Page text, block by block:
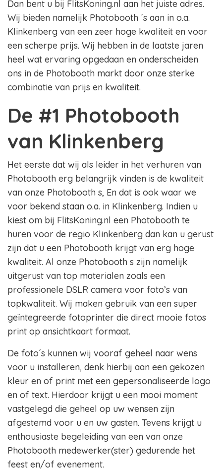
Dan bent u bij FlitsKoning.nl aan het juiste adres.
Wij bieden namelijk Photobooth ´s aan in o.a.
Klinkenberg van een zeer hoge kwaliteit en voor
een scherpe prijs. Wij hebben in de laatste jaren
heel wat ervaring opgedaan en onderscheiden
ons in de Photobooth markt door onze sterke
combinatie van prijs en kwaliteit.
De #1 Photobooth
van Klinkenberg
Het eerste dat wij als leider in het verhuren van
Photobooth erg belangrijk vinden is de kwaliteit
van onze Photobooth s, En dat is ook waar we
voor bekend staan o.a. in Klinkenberg. Indien u
kiest om bij FlitsKoning.nl een Photobooth te
huren voor de regio Klinkenberg dan kan u gerust
zijn dat u een Photobooth krijgt van erg hoge
kwaliteit. Al onze Photobooth s zijn namelijk
uitgerust van top materialen zoals een
professionele DSLR camera voor foto’s van
topkwaliteit. Wij maken gebruik van een super
geïntegreerde fotoprinter die direct mooie fotos
print op ansichtkaart formaat.
De foto´s kunnen wij vooraf geheel naar wens
voor u installeren, denk hierbij aan een gekozen
kleur en of print met een gepersonaliseerde logo
en of text. Hierdoor krijgt u een mooi moment
vastgelegd die geheel op uw wensen zijn
afgestemd voor u en uw gasten. Tevens krijgt u
enthousiaste begeleiding van een van onze
Photobooth medewerker(ster) gedurende het
feest en/of evenement.